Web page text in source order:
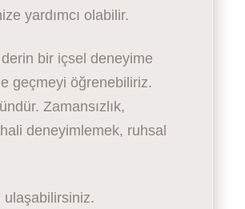
yardımcı olabilir.
derin bir içsel deneyime
geçmeyi öğrenebiliriz.
Zamansızlık,
deneyimlemek, ruhsal
ulaşabilirsiniz.